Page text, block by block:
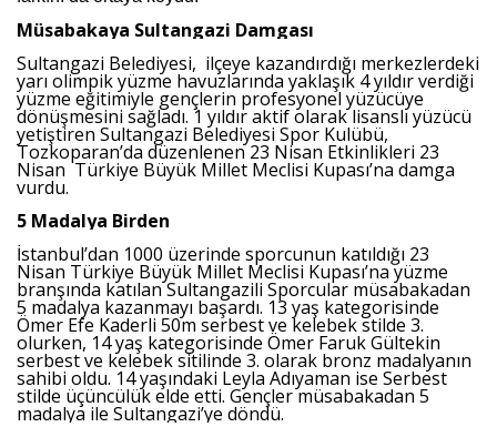
Müsabakaya Sultangazi Damgası
Sultangazi Belediyesi, ilçeye kazandırdığı merkezlerdeki
yarı olimpik yüzme havuzlarında yaklaşık 4 yıldır verdiği
yüzme eğitimiyle gençlerin profesyonel yüzücüye
dönüşmesini sağladı. 1 yıldır aktif olarak lisanslı yüzücü
yetiştiren Sultangazi Belediyesi Spor Kulübü,
Tozkoparan’da düzenlenen 23 Nisan Etkinlikleri 23
Nisan Türkiye Büyük Millet Meclisi Kupası’na damga
vurdu.
5 Madalya Birden
İstanbul’dan 1000 üzerinde sporcunun katıldığı 23
Nisan Türkiye Büyük Millet Meclisi Kupası’na yüzme
branşında katılan Sultangazili Sporcular müsabakadan
5 madalya kazanmayı başardı. 13 yaş kategorisinde
Ömer Efe Kaderli 50m serbest ve kelebek stilde 3.
olurken, 14 yaş kategorisinde Ömer Faruk Gültekin
serbest ve kelebek sitilinde 3. olarak bronz madalyanın
sahibi oldu. 14 yaşındaki Leyla Adıyaman ise Serbest
stilde üçüncülük elde etti. Gençler müsabakadan 5
madalya ile Sultangazi’ye döndü.